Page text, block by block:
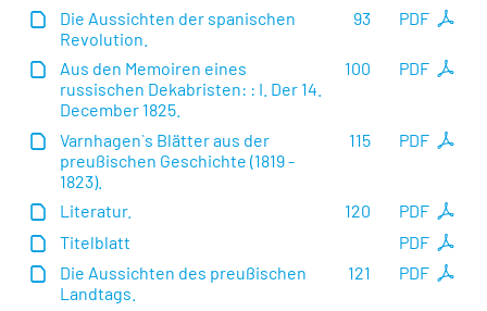
PDF
93
Die Aussichten der spanischen
Revolution.
PDF
100
Aus den Memoiren eines
russischen Dekabristen: : I. Der 14.
December 1825.
PDF
115
Varnhagen`s Blätter aus der
preußischen Geschichte (1819 -
1823).
PDF
120
Literatur.
PDF
Titelblatt
PDF
121
Die Aussichten des preußischen
Landtags.